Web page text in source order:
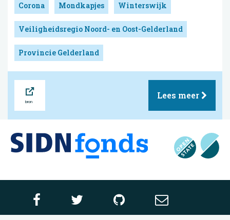
Corona Mondkapjes Winterswijk
Veiligheidsregio Noord- en Oost-Gelderland
Provincie Gelderland
Lees meer